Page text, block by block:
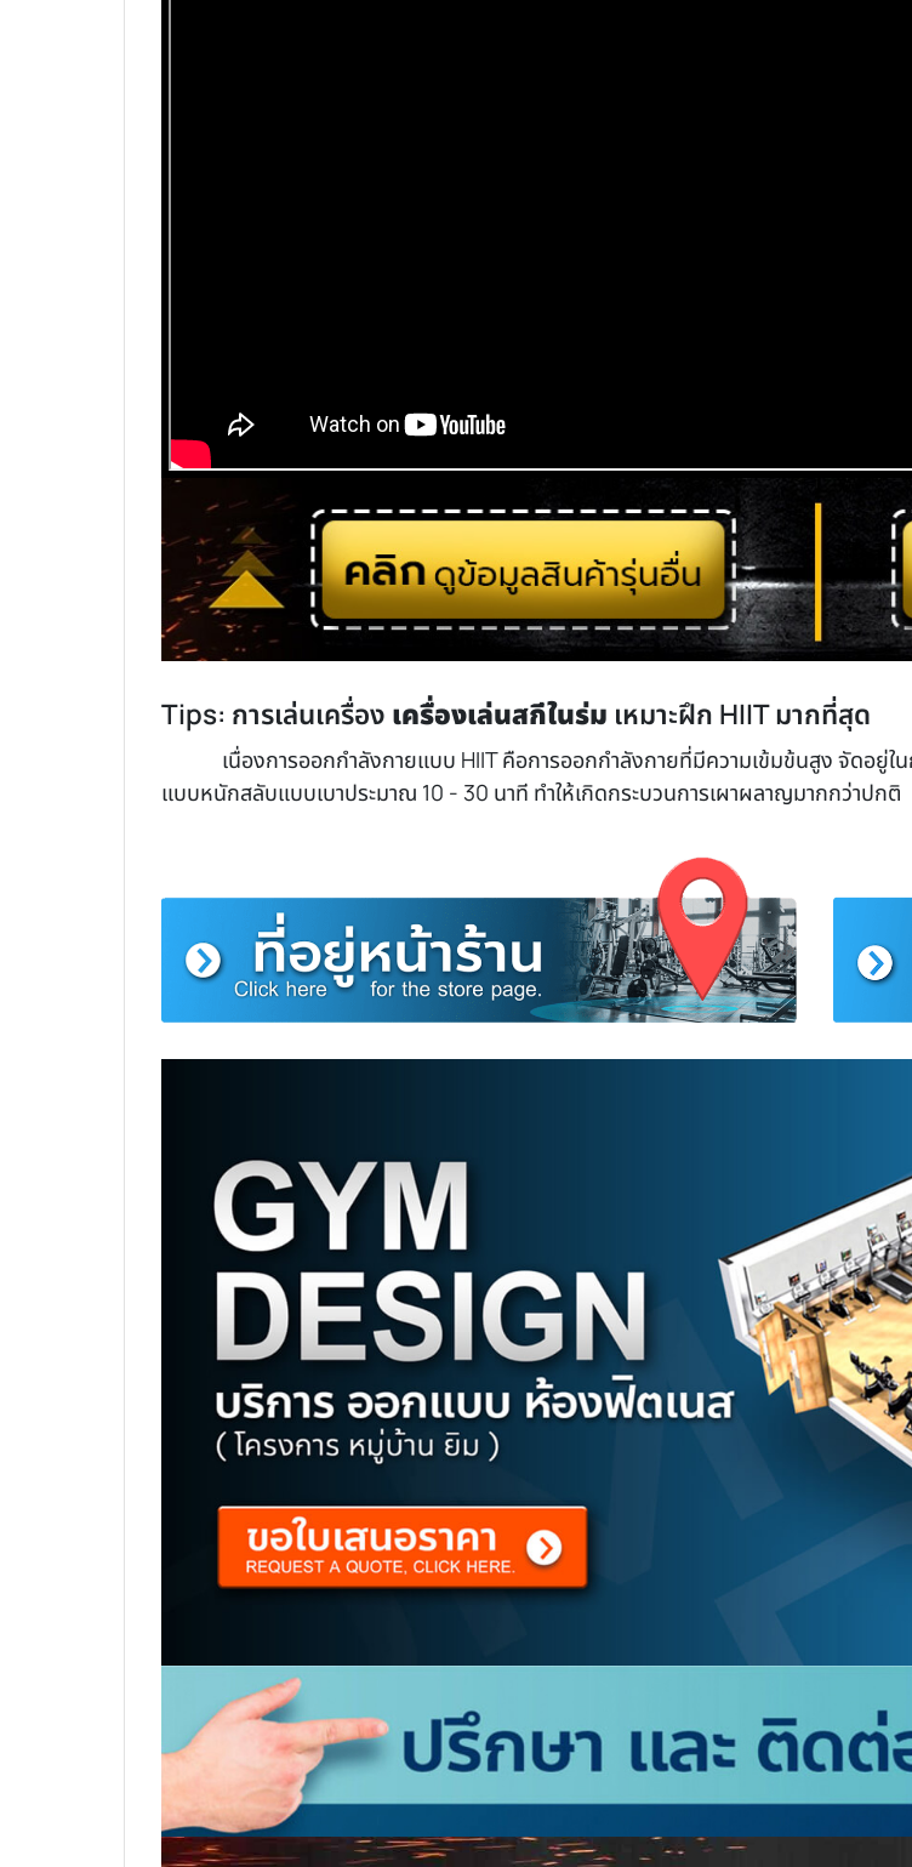
Tips: การเล่นเครื่อง เครื่องเล่นสกีในร่ม เหมาะฝึก HIIT มากที่สุด
เนื่องการออกกำลังกายแบบ HIIT คือการออกกำลังกายที่มีความเข้มข้นสูง จัดอยู่ใ
แบบหนักสลับแบบเบาประมาณ 10 - 30 นาที ทำให้เกิดกระบวนการเผาผลาญมากกว่าปกติ